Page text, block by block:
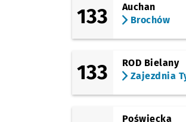
Wrocławski Park
Technologiczny
(TAT)
Nowodworska
(TAT)
(Krzyżówka)
133
Auchan
Brochów
133
ROD Bielany
Zajezdnia
Poświęcka